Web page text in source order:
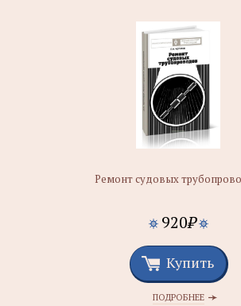
Ремонт судовых
920₽
Купить
ПОДРОБНЕЕ